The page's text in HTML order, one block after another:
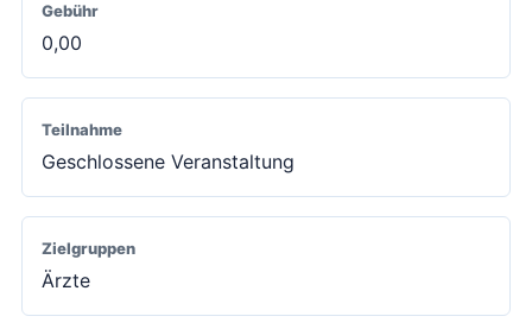
Gebühr
0,00
Teilnahme
Geschlossene Veranstaltung
Zielgruppen
Ärzte